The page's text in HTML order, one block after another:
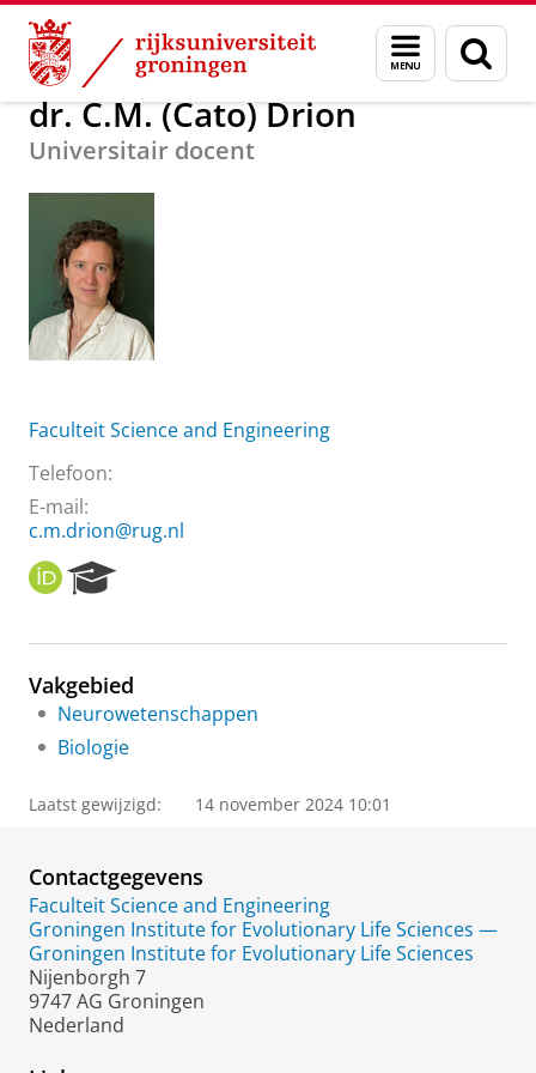
Skip
Content
Skip
Navigation
Menu
en
zoeken
Over ons dr. C.M. (Cato) Drion
dr. C.M. (Cato) Drion
Universitair docent
Faculteit Science and Engineering
Telefoon:
E-mail:
c.m.drion@rug.nl
O
R
I
e
r
c
h
r
l
Vakgebied
Neurowetenschappen
Biologie
Laatst gewijzigd: 14 november 2024 10:01
Contactgegevens
Faculteit Science and Engineering
Groningen Institute for Evolutionary Life Sciences —
Groningen Institute for Evolutionary Life Sciences
Nijenborgh 7
9747 AG Groningen
Nederland